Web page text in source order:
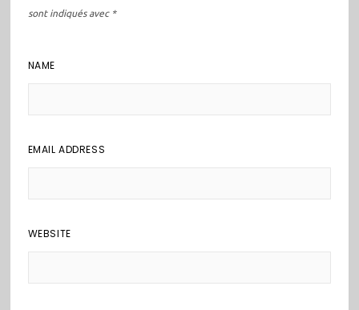
sont indiqués avec *
NAME
EMAIL ADDRESS
WEBSITE